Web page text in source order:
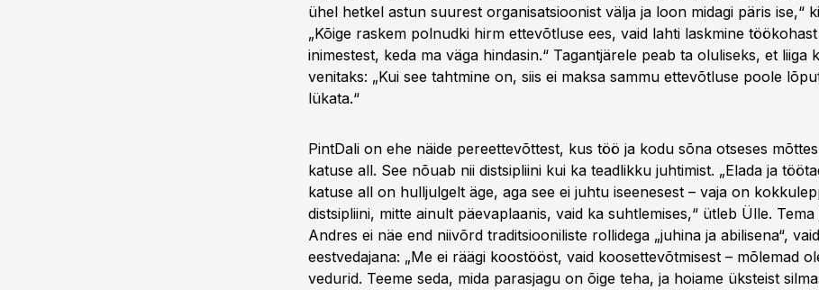
ühel hetkel astun suurest organisatsioonist välja ja loon midagi päris ise,“
„Kõige raskem polnudki hirm ettevõtluse ees, vaid lahti laskmine
inimestest, keda ma väga hindasin.“ Tagantjärele peab ta oluliseks, et liiga
venitaks: „Kui see tahtmine on, siis ei maksa sammu ettevõtluse poole
lükata.“
PintDali on ehe näide pereettevõttest, kus töö ja kodu sõna otseses
katuse all. See nõuab nii distsipliini kui ka teadlikku juhtimist. „Elada ja
katuse all on hulljulgelt äge, aga see ei juhtu iseenesest – vaja on
distsipliini, mitte ainult päevaplaanis, vaid ka suhtlemises,“ ütleb Ülle. Tema
Andres ei näe end niivõrd traditsiooniliste rollidega „juhina ja abilisena“,
eestvedajana: „Me ei räägi koostööst, vaid koosettevõtmisest – mõlemad
vedurid. Teeme seda, mida parasjagu on õige teha, ja hoiame üksteist